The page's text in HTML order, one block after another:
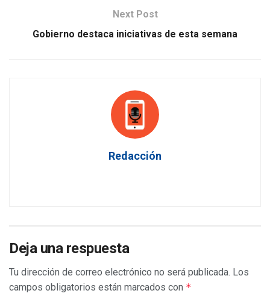
Next Post
Gobierno destaca iniciativas de esta semana
Redacción
Deja una respuesta
Tu dirección de correo electrónico no será publicada. Los
campos obligatorios están marcados con *